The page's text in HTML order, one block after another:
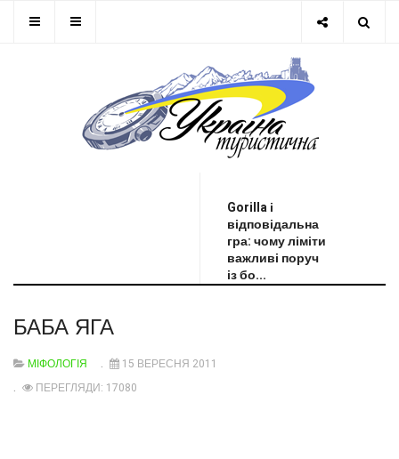
Gorilla і
відповідальна
гра: чому ліміти
важливі поруч
із бо...
БАБА ЯГА
МІФОЛОГІЯ
15 ВЕРЕСНЯ 2011
ПЕРЕГЛЯДИ: 17080